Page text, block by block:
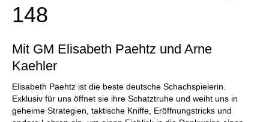
148
Mit GM Elisabeth Paehtz und Arne
Kaehler
Elisabeth Paehtz ist die beste deutsche Schachspielerin.
Exklusiv für uns öffnet sie ihre Schatztruhe und weiht uns in
geheime Strategien, taktische Kniffe, Eröffnungstricks und